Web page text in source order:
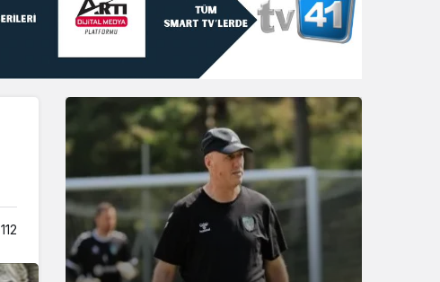
Gündüz Modu
Gündüz modunu seçin.
Gece modunu seçin.
Sistem Modu
Sistem modunu seçin.
112